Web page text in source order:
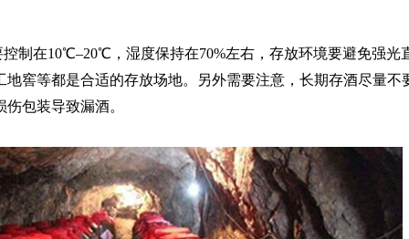
制在10℃–20℃，湿度保持在70%左右，存放环境要避免强光
窖等都是合适的存放场地。另外需要注意，长期存酒尽量不
包装导致漏酒。